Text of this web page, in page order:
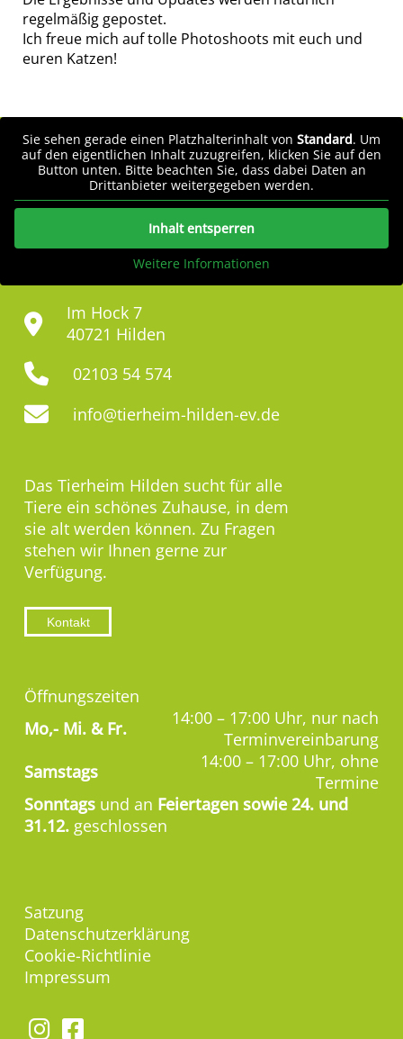
regelmäßig gepostet.
Ich freue mich auf tolle Photoshoots mit euch und
euren Katzen!
Sie sehen gerade einen Platzhalterinhalt von Standard. Um
auf den eigentlichen Inhalt zuzugreifen, klicken Sie auf den
Button unten. Bitte beachten Sie, dass dabei Daten an
Drittanbieter weitergegeben werden.
Inhalt entsperren
Weitere Informationen
Im Hock 7
40721 Hilden
02103 54 574
info@tierheim-hilden-ev.de
Das Tierheim Hilden sucht für alle
Tiere ein schönes Zuhause, in dem
sie alt werden können. Zu Fragen
stehen wir Ihnen gerne zur
Verfügung.
Kontakt
Öffnungszeiten
Mo,- Mi. & Fr.
14:00 – 17:00 Uhr, nur nach
Terminvereinbarung
Samstags
14:00 – 17:00 Uhr, ohne
Termine
Sonntags und an Feiertagen sowie 24. und
31.12. geschlossen
Satzung
Datenschutzerklärung
Cookie-Richtlinie
Impressum